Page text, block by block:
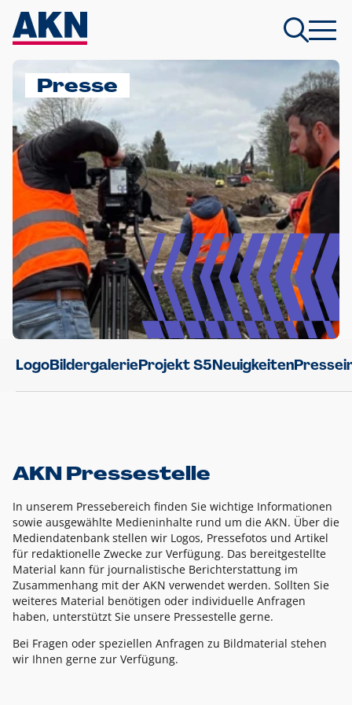
Presse
LogoBildergalerieProjekt S5Neuigkeiten
AKN Pressestelle
In unserem Pressebereich finden Sie wichtige Informationen
sowie ausgewählte Medieninhalte rund um die AKN. Über die
Mediendatenbank stellen wir Logos, Pressefotos und Artikel
für redaktionelle Zwecke zur Verfügung. Das bereitgestellte
Material kann für journalistische Berichterstattung im
Zusammenhang mit der AKN verwendet werden. Sollten Sie
weiteres Material benötigen oder individuelle Anfragen
haben, unterstützt Sie unsere Pressestelle gerne.
Bei Fragen oder speziellen Anfragen zu Bildmaterial stehen
wir Ihnen gerne zur Verfügung.